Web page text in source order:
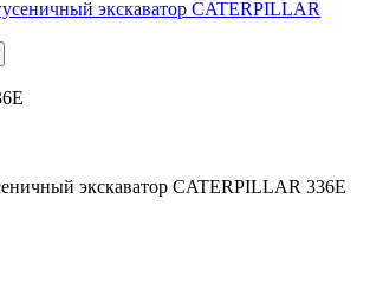
экскаватор CATERPILLAR 336E